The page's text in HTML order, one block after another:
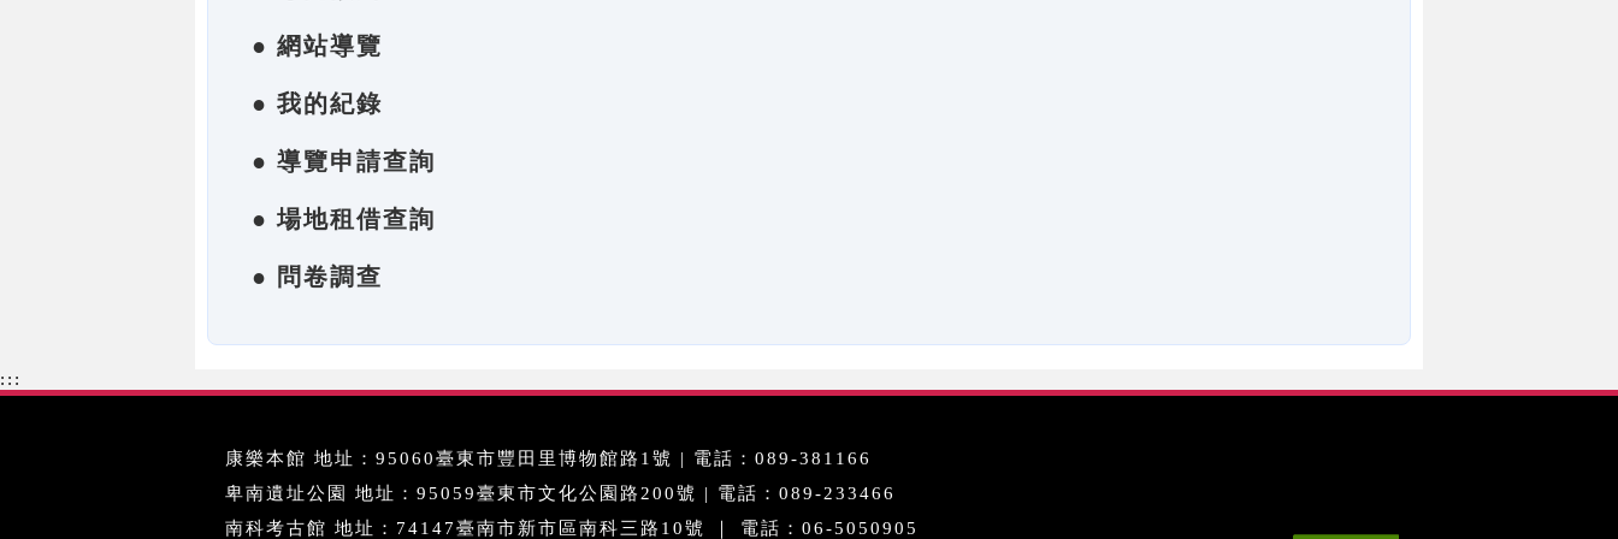
● 網站導覽
● 我的紀錄
● 導覽申請查詢
● 場地租借查詢
● 問卷調查
:::
康樂本館 地址：95060臺東市豐田里博物館路1號 | 電話：089-381166
卑南遺址公園 地址：95059臺東市文化公園路200號 | 電話：089-233466
南科考古館 地址：74147臺南市新市區南科三路10號 ｜ 電話：06-5050905